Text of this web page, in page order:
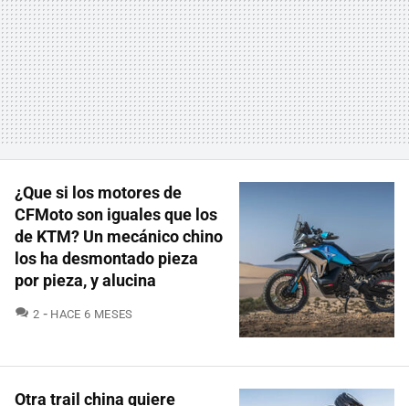
¿Que si los motores de
CFMoto son iguales que los
de KTM? Un mecánico chino
los ha desmontado pieza
por pieza, y alucina
2 COMENTARIOS
HACE 6 MESES
Otra trail china quiere